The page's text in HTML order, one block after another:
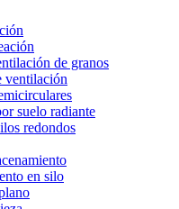
de granos
ventilación
suelo radiante
redondos
en silo